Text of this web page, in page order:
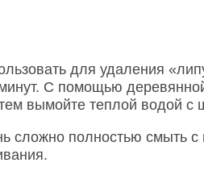
для удаления
С помощью
вымойте теплой водой с
сложно полностью смыть